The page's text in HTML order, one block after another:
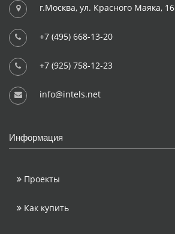
г.Москва, ул. Красного Маяка, 16
+7 (495) 668-13-20
+7 (925) 758-12-23
info@intels.net
Информация
Проекты
Как купить